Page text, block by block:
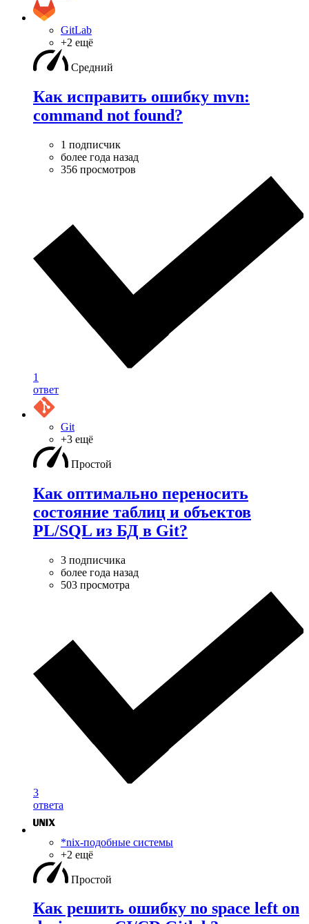
GitLab
+2 ещё
Средний
Как исправить ошибку mvn:
command not found?
1 подписчик
более года назад
356 просмотров
1
ответ
Git
+3 ещё
Простой
Как оптимально переносить
состояние таблиц и объектов
PL/SQL из БД в Git?
3 подписчика
более года назад
503 просмотра
3
ответа
*nix-подобные системы
+2 ещё
Простой
Как решить ошибку no space left on